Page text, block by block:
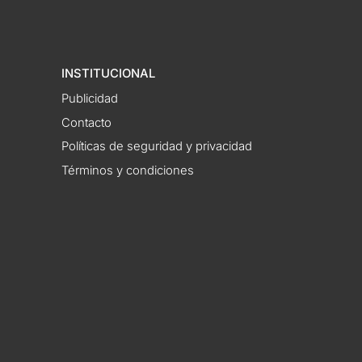
INSTITUCIONAL
Publicidad
Contacto
Políticas de seguridad y privacidad
Términos y condiciones